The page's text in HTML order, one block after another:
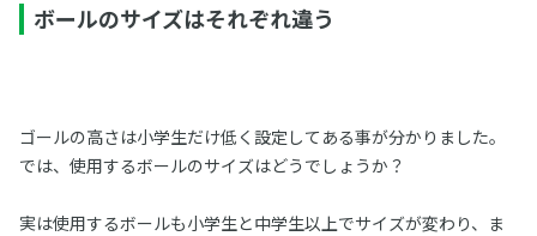
ボールのサイズはそれぞれ違う
ゴールの高さは小学生だけ低く設定してある事が分かりました。
では、使用するボールのサイズはどうでしょうか？
実は使用するボールも小学生と中学生以上でサイズが変わり、ま